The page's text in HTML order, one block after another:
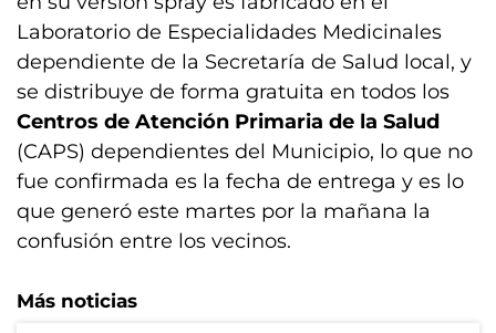
Laboratorio de Especialidades Medicinales
dependiente de la Secretaría de Salud local, y
se distribuye de forma gratuita en todos los
Centros de Atención Primaria de la Salud
(CAPS) dependientes del Municipio, lo que no
fue confirmada es la fecha de entrega y es lo
que generó este martes por la mañana la
confusión entre los vecinos.
Más noticias